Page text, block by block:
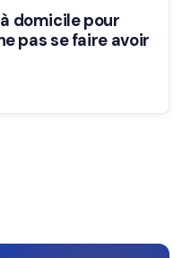
domicile pour
pas se faire avoir